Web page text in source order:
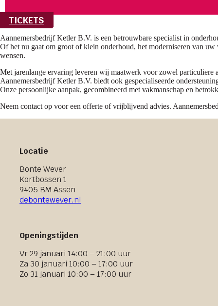
TICKETS
Aannemersbedrijf Ketler B.V. is een betrouwbare specialist in
Of het nu gaat om groot of klein onderhoud, het moderniseren van
wensen.
Met jarenlange ervaring leveren wij maatwerk voor zowel
Aannemersbedrijf Ketler B.V. biedt ook gespecialiseerde
Onze persoonlijke aanpak, gecombineerd met vakmanschap en
Neem contact op voor een offerte of vrijblijvend advies.
Locatie
Bonte Wever
Kortbossen 1
9405 BM Assen
debontewever.nl
Openingstijden
Vr 29 januari 14:00 – 21:00 uur
Za 30 januari 10:00 – 17:00 uur
Zo 31 januari 10:00 – 17:00 uur